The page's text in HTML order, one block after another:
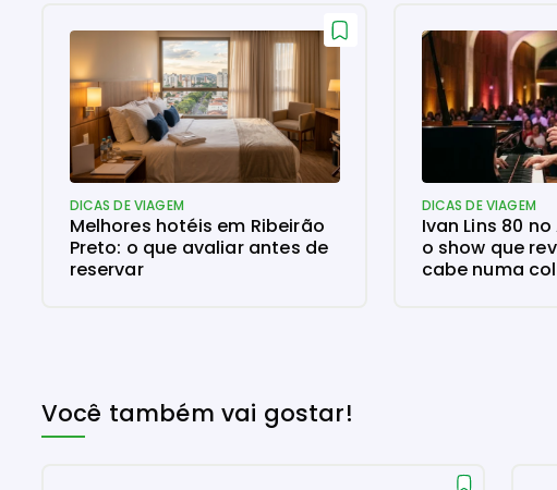
DICAS DE VIAGEM
Melhores hotéis em Ribeirão
Preto: o que avaliar antes de
reservar
DICAS DE VIAGEM
Ivan Lins 80
o show que
cabe numa
Você também vai gostar!